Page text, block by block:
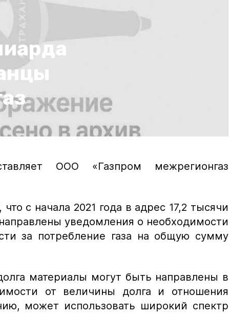
ООО «Газпром межрегионгаз
с начала 2021 года в адрес 17,2 тысячи
уведомления о необходимости
за потребление газа на общую сумму
материалы могут быть направлены в
от величины долга и отношения
может использовать широкий спектр